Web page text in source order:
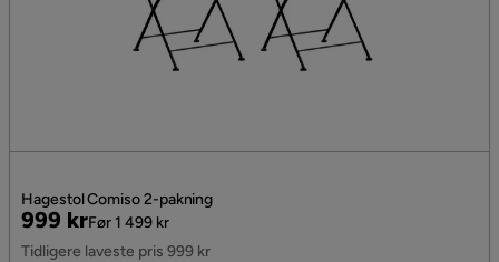
Hagestol Comiso 2-pakning
Pris
999 kr
Original
Pris
Før 1 499 kr
Tidligere laveste pris 999 kr